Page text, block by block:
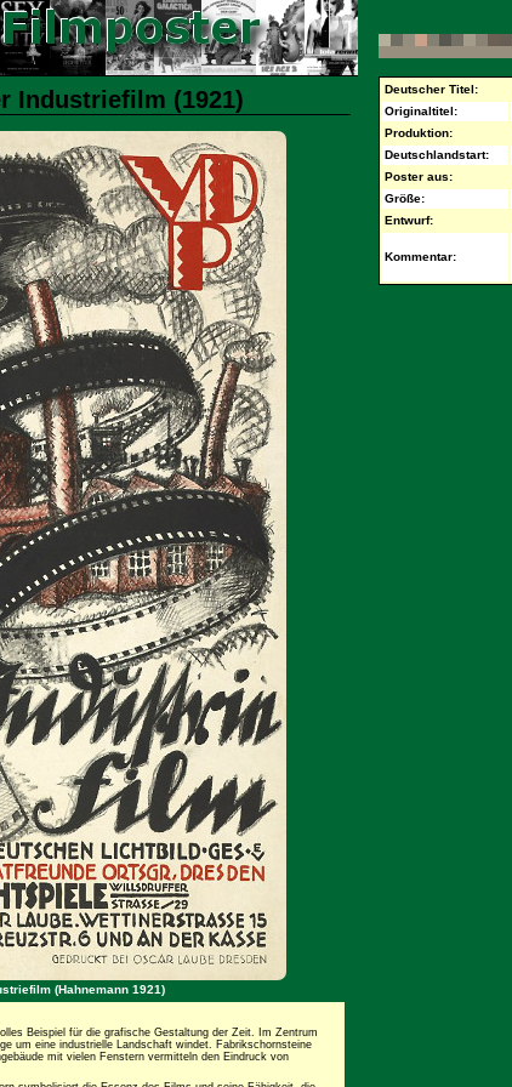
Industriefilm (1921)
(Hahnemann 1921)
Deutscher Titel:
Originaltitel:
Produktion:
Deutschlandstart:
Poster aus:
Größe:
Entwurf:
Kommentar:
Beispiel für die grafische Gestaltung der Zeit. Im Zentrum
um eine industrielle Landschaft windet. Fabrikschornsteine
mit vielen Fenstern vermitteln den Eindruck von